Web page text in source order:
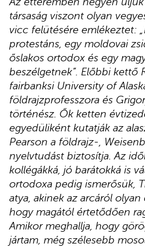
társaság viszont olyan
vicc felütésére emlékeztet:
protestáns, egy moldovai
őslakos ortodox és egy
beszélgetnek”. Előbbi kettő
fairbanksi University of
földrajzprofesszora és
történész. Ők ketten
egyedüliként kutatják az
Pearson a földrajz-,
nyelvtudást biztosítja. Az
kollégákká, jó barátokká is
ortodoxa pedig ismerősük,
atya, akinek az arcáról
hogy magától értetődően
Amikor meghallja, hogy
jártam, még szélesebb